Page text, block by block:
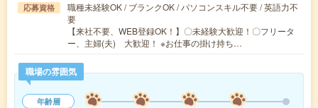
応募資格
職種未経験OK / ブランクOK / パソコンスキル不要 / 英語力不
要
【来社不要、WEB登録OK！】〇未経験大歓迎！〇フリータ
ー、主婦(夫) 大歓迎！ ※お仕事の掛け持ち…
職場の雰囲気
年齢層